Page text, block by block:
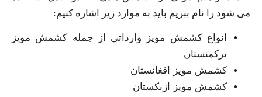
می‌ شود را نام ببریم باید به موارد زیر اشاره کنیم:
انواع کشمش مویز وارداتی از جمله کشمش مویز
ترکمنستان
کشمش مویز افغانستان
کشمش مویز ازبکستان